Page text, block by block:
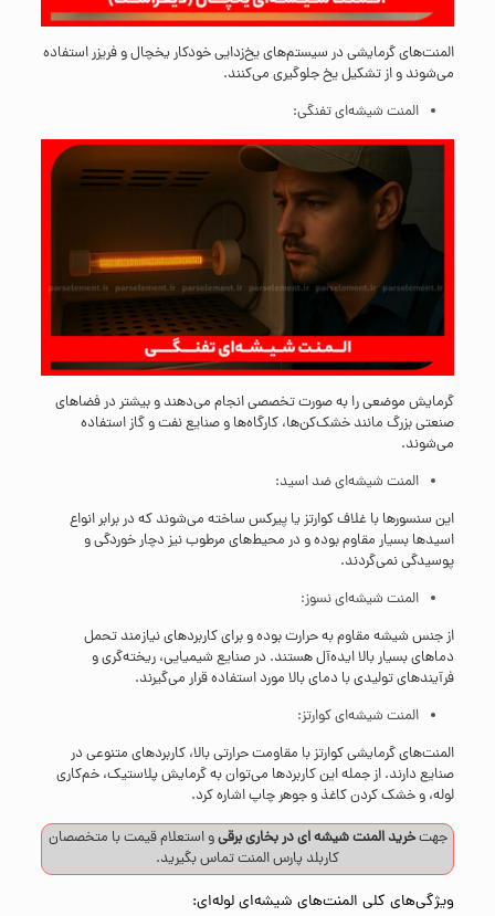
المنت‌های گرمایشی در سیستم‌های یخ‌زدایی خودکار یخچال و فریزر استفاده
می‌شوند و از تشکیل یخ جلوگیری می‌کنند.
المنت شیشه‌ای تفنگی:
گرمایش موضعی را به صورت تخصصی انجام می‌دهند و بیشتر در فضاهای
صنعتی بزرگ مانند خشک‌کن‌ها، کارگاه‌ها و صنایع نفت و گاز استفاده
می‌شوند.
المنت شیشه‌ای ضد اسید:
این سنسورها با غلاف کوارتز یا پیرکس ساخته می‌شوند که در برابر انواع
اسیدها بسیار مقاوم بوده و در محیط‌های مرطوب نیز دچار خوردگی و
پوسیدگی نمی‌گردند.
المنت شیشه‌ای نسوز:
از جنس شیشه مقاوم به حرارت بوده و برای کاربردهای نیازمند تحمل
دماهای بسیار بالا ایده‌آل هستند. در صنایع شیمیایی، ریخته‌گری و
فرآیندهای تولیدی با دمای بالا مورد استفاده قرار می‌گیرند.
المنت شیشه‌ای کوارتز:
المنت‌های گرمایشی کوارتز با مقاومت حرارتی بالا، کاربردهای متنوعی در
صنایع دارند. از جمله این کاربردها می‌توان به گرمایش پلاستیک، خم‌کاری
لوله، و خشک کردن کاغذ و جوهر چاپ اشاره کرد.
جهتخرید المنت شیشه ای در بخاری برقیو استعلام قیمت با متخصصان
کاربلد پارس المنتتماسبگیرید.
ویژگی‌های کلی المنت‌های شیشه‌ای لوله‌ای: